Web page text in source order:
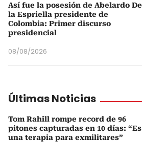
Así fue la posesión de Abelardo De
la Espriella presidente de
Colombia: Primer discurso
presidencial
08/08/2026
Últimas Noticias
Tom Rahill rompe record de 96
pitones capturadas en 10 días: “Es
una terapia para exmilitares”